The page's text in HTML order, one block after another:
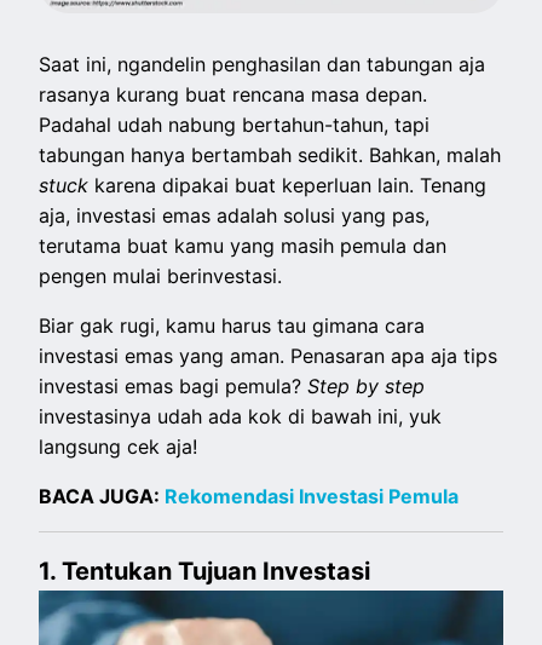
Saat ini, ngandelin penghasilan dan tabungan aja
rasanya kurang buat rencana masa depan.
Padahal udah nabung bertahun-tahun, tapi
tabungan hanya bertambah sedikit. Bahkan, malah
stuck karena dipakai buat keperluan lain. Tenang
aja, investasi emas adalah solusi yang pas,
terutama buat kamu yang masih pemula dan
pengen mulai berinvestasi.
Biar gak rugi, kamu harus tau gimana cara
investasi emas yang aman. Penasaran apa aja tips
investasi emas bagi pemula?Step by step
investasinya udah ada kok di bawah ini, yuk
langsung cek aja!
BACA JUGA: Rekomendasi Investasi Pemula
1. Tentukan Tujuan Investasi